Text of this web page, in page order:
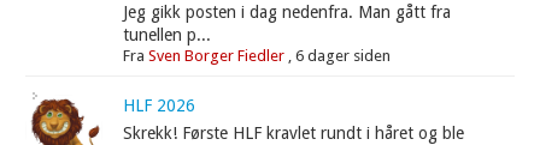
Jeg gikk posten i dag nedenfra. Man gått fra
tunellen p...
FraSven Borger Fiedler ,6 dager siden
HLF 2026
Skrekk! Første HLF kravlet rundt i håret og ble